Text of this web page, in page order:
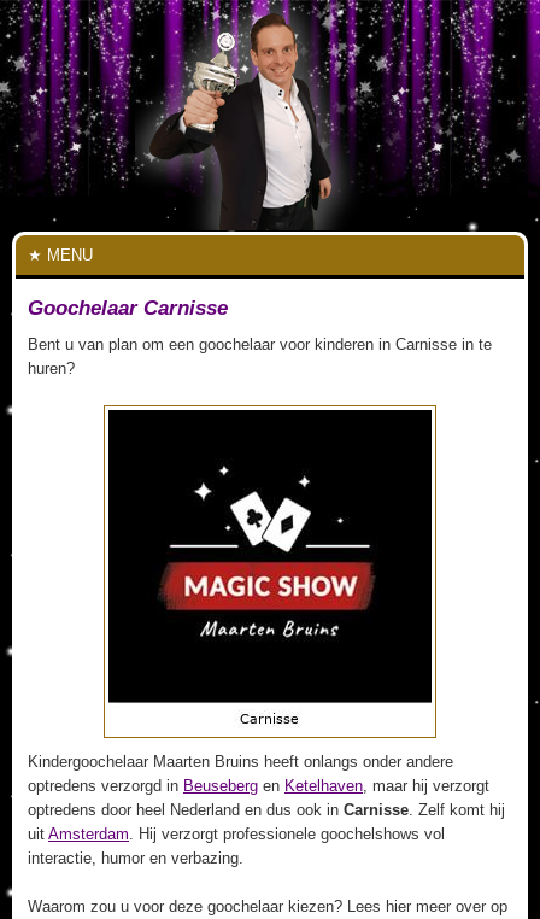
MENU
Goochelaar Carnisse
Bent u van plan om een goochelaar voor kinderen in Carnisse in te
huren?
Kindergoochelaar Maarten Bruins heeft onlangs onder andere
optredens verzorgd in Beuseberg en Ketelhaven, maar hij verzorgt
optredens door heel Nederland en dus ook in Carnisse. Zelf komt hij
uit Amsterdam. Hij verzorgt professionele goochelshows vol
interactie, humor en verbazing.
Waarom zou u voor deze goochelaar kiezen? Lees hier meer over op